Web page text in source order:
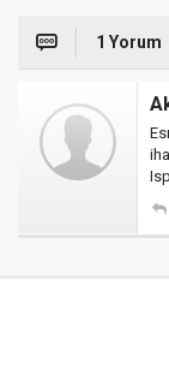
1 Yorum